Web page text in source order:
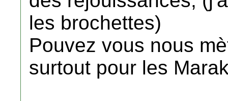
les brochettes)
Pouvez vous nous
surtout pour les